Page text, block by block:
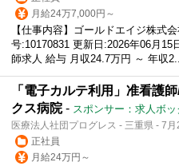
月給24万7,000円～
【仕事内容】ゴールドエイジ株式
号:10170831 更新日:2026年06月
師求人 給与 月収24.7万円 ～ 年収2...
「電子カルテ利用」准看護
クス病院- スポンサー：求人ボッ
医療法人社団プログレス - 三重県 - 7月
正社員
月給24万円～